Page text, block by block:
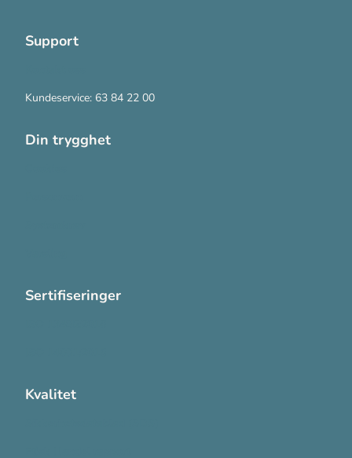
Support
Kundeservice: 63 84 22 00
Din trygghet
Sertifiseringer
Kvalitet